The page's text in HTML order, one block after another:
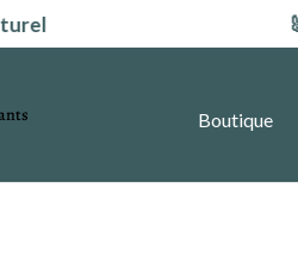
🐰
Boutique